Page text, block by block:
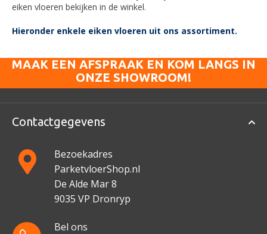
eiken vloeren bekijken in de winkel.
Hieronder enkele eiken vloeren uit ons assortiment.
MAAK EEN AFSPRAAK EN KOM LANGS IN
ONZE SHOWROOM!
Contactgegevens
Bezoekadres
ParketvloerShop.nl
De Alde Mar 8
9035 VP Dronryp
Bel ons